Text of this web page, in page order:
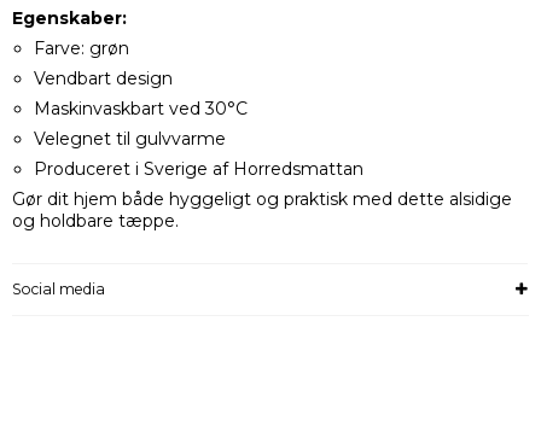
Egenskaber:
Farve: grøn
Vendbart design
Maskinvaskbart ved 30°C
Velegnet til gulvvarme
Produceret i Sverige af Horredsmattan
Gør dit hjem både hyggeligt og praktisk med dette alsidige
og holdbare tæppe.
Social media